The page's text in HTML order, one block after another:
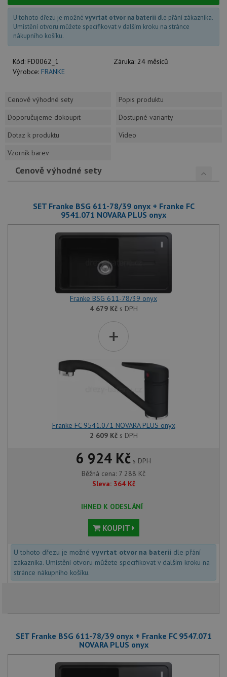
U tohoto dřezu je možné vyvrtat otvor na baterii dle přání zákazníka.
Umístění otvoru můžete specifikovat v dalším kroku na stránce
nákupního košíku.
Kód: FD0062_1 Záruka: 24 měsíců
Výrobce: FRANKE
Cenově výhodné sety
Popis produktu
Doporučujeme dokoupit
Dostupné varianty
Dotaz k produktu
Video
Vzorník barev
Cenově výhodné sety
SET Franke BSG 611-78/39 onyx + Franke FC
9541.071 NOVARA PLUS onyx
Franke BSG 611-78/39 onyx
4 679 Kčs DPH
+
Franke FC 9541.071 NOVARA PLUS onyx
2 609 Kčs DPH
6 924 Kč s DPH
Běžná cena: 7 288 Kč
Sleva: 364 Kč
IHNED K ODESLÁNÍ
KOUPIT
U tohoto dřezu je možné vyvrtat otvor na baterii dle přání
zákazníka. Umístění otvoru můžete specifikovat v dalším kroku na
stránce nákupního košíku.
SET Franke BSG 611-78/39 onyx + Franke FC 9547.071
NOVARA PLUS onyx